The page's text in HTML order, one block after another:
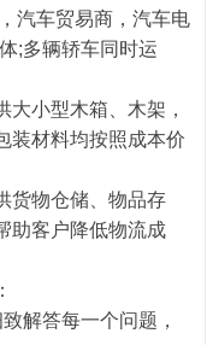
汽车贸易商，汽车电
;多辆轿车同时运
小型木箱、木架，
装材料均按照成本价
物仓储、物品存
助客户降低物流成
解答每一个问题，